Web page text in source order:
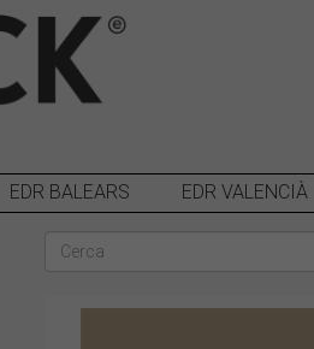
EDR BALEARS EDR VALENCIÀ